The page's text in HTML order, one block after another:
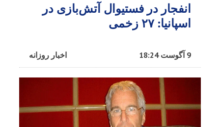
انفجار در فستیوال آتش‌بازی در
اسپانیا: ۲۷ زخمی
اخبار روزانه 9 آگوست 18:24